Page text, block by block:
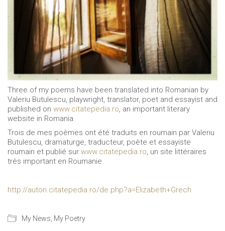
Three of my poems have been translated into Romanian by
Valeriu Butulescu, playwright, translator, poet and essayist and
published on www.citatepedia.ro , an important literary
website in Romania.
Trois de mes poèmes ont été traduits en roumain par Valeriu
Butulescu, dramaturge, traducteur, poète et essayiste
roumain et publié sur www.citatepedia.ro, un site littéraires
très important en Roumanie.
http://autori.citatepedia.ro/de.php?a=Elizabeth+Grech
My News My Poetry